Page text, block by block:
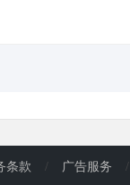
条款 / 广告服务 /